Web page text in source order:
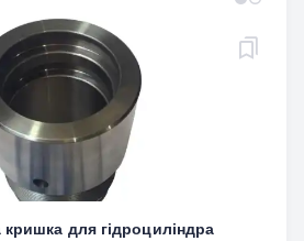
для гідроциліндра